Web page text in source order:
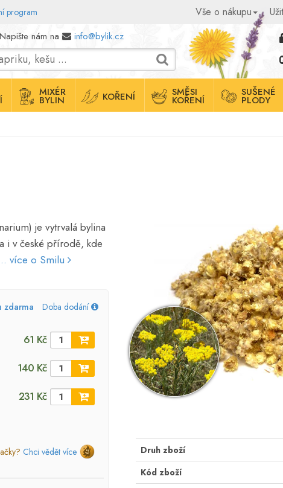
program Vše o nákupu
nám na info@bylik.cz
MIXÉR
BYLIN KOŘENÍ SMĚSI
KOŘENÍ
SUŠENÉ
PLODY
je vytrvalá bylina
i v české přírodě, kde
více o Smilu
zdarma Doba dodání
61 Kč
140 Kč
231 Kč
Chci vědět více Druh zboží
Kód zboží